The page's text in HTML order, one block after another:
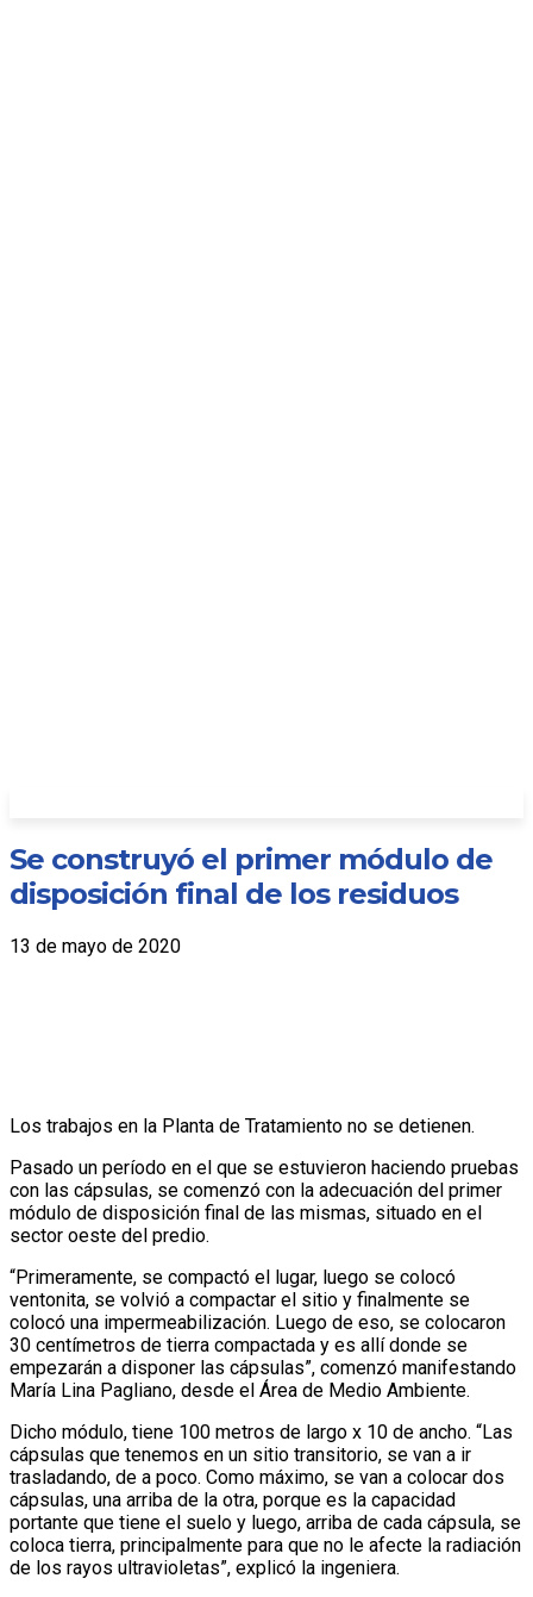
Se construyó el primer módulo de
disposición final de los residuos
13 de mayo de 2020
Los trabajos en la Planta de Tratamiento no se detienen.
Pasado un período en el que se estuvieron haciendo pruebas
con las cápsulas, se comenzó con la adecuación del primer
módulo de disposición final de las mismas, situado en el
sector oeste del predio.
“Primeramente, se compactó el lugar, luego se colocó
ventonita, se volvió a compactar el sitio y finalmente se
colocó una impermeabilización. Luego de eso, se colocaron
30 centímetros de tierra compactada y es allí donde se
empezarán a disponer las cápsulas”, comenzó manifestando
María Lina Pagliano, desde el Área de Medio Ambiente.
Dicho módulo, tiene 100 metros de largo x 10 de ancho. “Las
cápsulas que tenemos en un sitio transitorio, se van a ir
trasladando, de a poco. Como máximo, se van a colocar dos
cápsulas, una arriba de la otra, porque es la capacidad
portante que tiene el suelo y luego, arriba de cada cápsula, se
coloca tierra, principalmente para que no le afecte la radiación
de los rayos ultravioletas”, explicó la ingeniera.